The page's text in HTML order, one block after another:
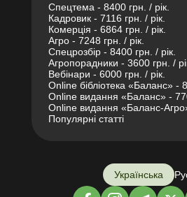
Спецтема - 8400 грн. / рік.
Кадровик - 7116 грн. / рік.
Комерція - 6864 грн. / рік.
Агро - 7248 грн. / рік.
Спецрозбір - 8400 грн. / рік.
Агропорадники - 3600 грн. /
Вебінари - 6000 грн. / рік.
Online бібліотека «Баланс» -
Online видання «Баланс» -
Online видання «Баланс-
Популярні статті
Українська